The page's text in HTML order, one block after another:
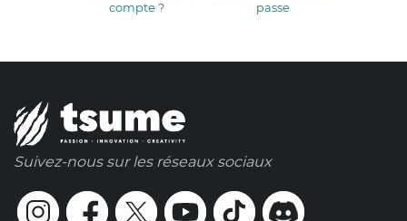
compte ?
passe
Suivez-nous sur les réseaux sociaux